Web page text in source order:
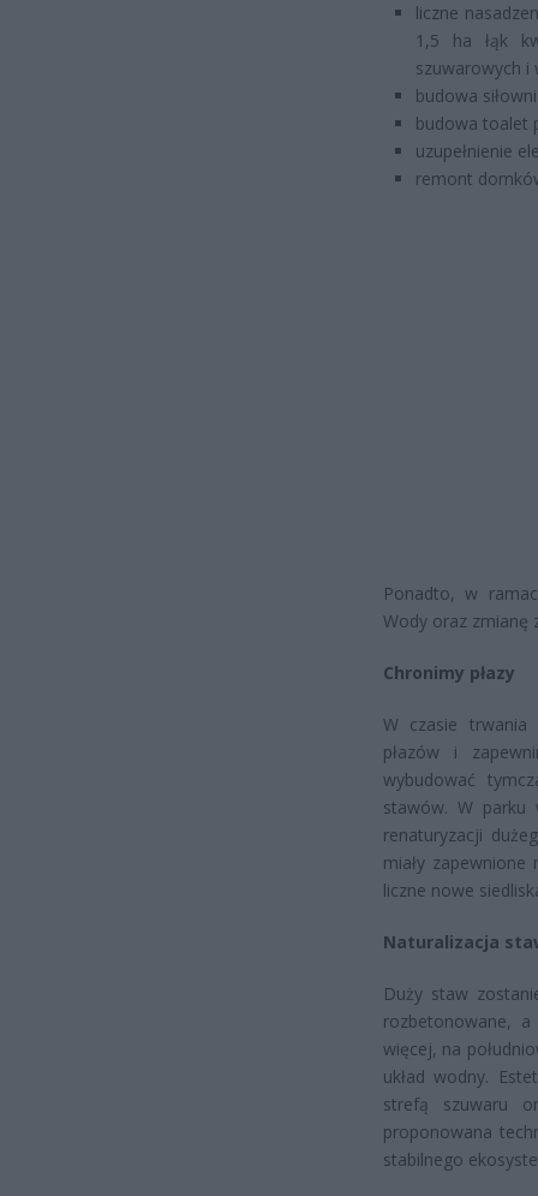
liczne
1,5 ha łąk
szuwarowych i
budowa
budowa toalet
uzupełnienie
remont
Ponadto, w
Wody oraz zmianę
Chronimy płazy
W czasie trwania
płazów i
wybudować
stawów. W parku
renaturyzacji
miały
liczne nowe
Naturalizacja
Duży staw
rozbetonowane,
więcej, na
układ wodny.
strefą szuwaru
proponowana
stabilnego